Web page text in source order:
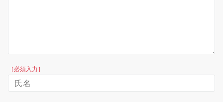
［必須入力］